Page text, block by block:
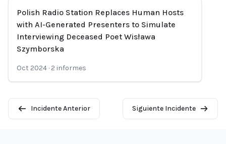
Polish Radio Station Replaces Human Hosts
with AI-Generated Presenters to Simulate
Interviewing Deceased Poet Wisława
Szymborska
Oct 2024 · 2 informes
Incidente Anterior Siguiente Incidente